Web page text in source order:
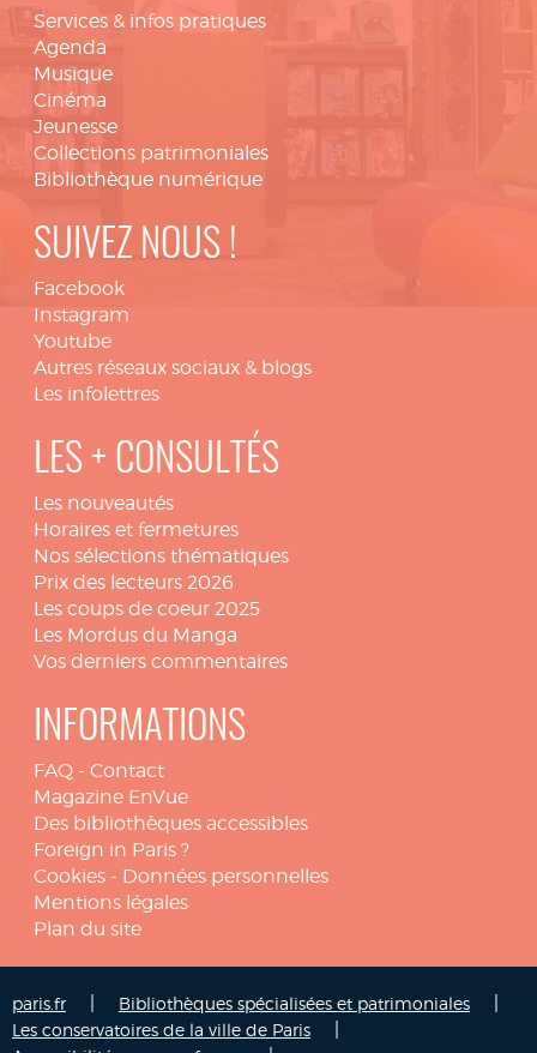
Services & infos pratiques
Agenda
Musique
Cinéma
Jeunesse
Collections patrimoniales
Bibliothèque numérique
SUIVEZ NOUS !
Facebook
Instagram
Youtube
Autres réseaux sociaux & blogs
Les infolettres
LES + CONSULTÉS
Les nouveautés
Horaires et fermetures
Nos sélections thématiques
Prix des lecteurs 2026
Les coups de coeur 2025
Les Mordus du Manga
Vos derniers commentaires
INFORMATIONS
FAQ - Contact
Magazine EnVue
Des bibliothèques accessibles
Foreign in Paris ?
Cookies - Données personnelles
Mentions légales
Plan du site
paris.fr Bibliothèques spécialisées et patrimoniales
Les conservatoires de la ville de Paris